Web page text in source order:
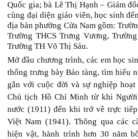
Quốc gia; bà Lê Thị Hạnh – Giám
cùng đại diện giáo viên, học sinh
địa bàn phường Cửa Nam gồm:
Trường THCS Trưng Vương,
Trường TH Võ Thị Sáu.
Mở đầu chương trình, các em học
thống trưng bày Bảo tàng, tìm hiểu
gắn với cuộc đời và sự nghiệp hoạt
Chủ tịch Hồ Chí Minh từ khi
nước (1911) đến khi trở về trực
Việt Nam (1941). Thông qua các
hiện vật, hành trình hơn 30 năm